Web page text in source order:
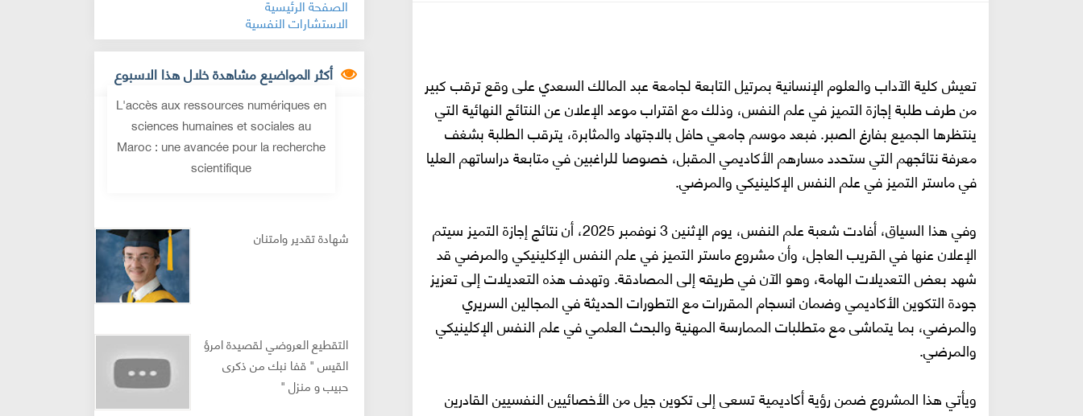
تعيش كلية الآداب والعلوم الإنسانية بمرتيل التابعة لجامعة عبد المالك السعدي على وقع ترقب كبير
من طرف طلبة إجازة التميز في علم النفس، وذلك مع اقتراب موعد الإعلان عن النتائج النهائية التي
ينتظرها الجميع بفارغ الصبر. فبعد موسم جامعي حافل بالاجتهاد والمثابرة، يترقب الطلبة بشغف
معرفة نتائجهم التي ستحدد مسارهم الأكاديمي المقبل، خصوصا للراغبين في متابعة دراساتهم العليا
في ماستر التميز في علم النفس الإكلينيكي والمرضي.
وفي هذا السياق، أفادت شعبة علم النفس، يوم الإثنين 3 نوفمبر 2025، أن نتائج إجازة التميز سيتم
الإعلان عنها في القريب العاجل، وأن مشروع ماستر التميز في علم النفس الإكلينيكي والمرضي قد
شهد بعض التعديلات الهامة، وهو الآن في طريقه إلى المصادقة. وتهدف هذه التعديلات إلى تعزيز
جودة التكوين الأكاديمي وضمان انسجام المقررات مع التطورات الحديثة في المجالين السريري
والمرضي، بما يتماشى مع متطلبات الممارسة المهنية والبحث العلمي في علم النفس الإكلينيكي
والمرضي.
ويأتي هذا المشروع ضمن رؤية أكاديمية تسعى إلى تكوين جيل من الأخصائيين النفسيين القادرين
الاستشارات النفسية
أكثر المواضيع مشاهدة خلال هذا الاسبوع
L'accès aux ressources numériques en
sciences humaines et sociales au
Maroc : une avancée pour la recherche
scientifique
شهادة تقدير وامتنان
التقطيع العروضي لقصيدة امرؤ
القيس " قفا نبك من ذكرى
حبيب و منزل "